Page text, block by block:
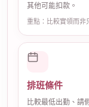
其他可能扣款。
重點：比較實領而非
排班條件
比較最低出勤、請